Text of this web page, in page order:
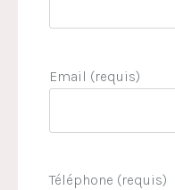
Email (requis)
Téléphone (requis)